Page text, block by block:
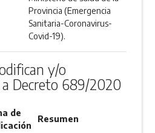
Provincia (Emergencia
Sanitaria-Coronavirus-
Covid-19).
y/o
Decreto 689/2020
de
Resumen